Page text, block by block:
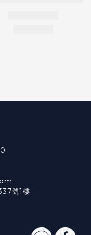
號1樓